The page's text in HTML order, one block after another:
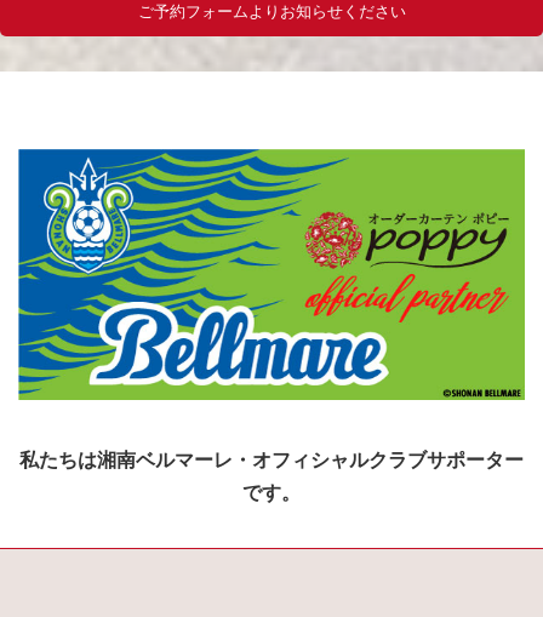
ご予約フォームよりお知らせください
私たちは湘南ベルマーレ・オフィシャルクラブサポーター
です。